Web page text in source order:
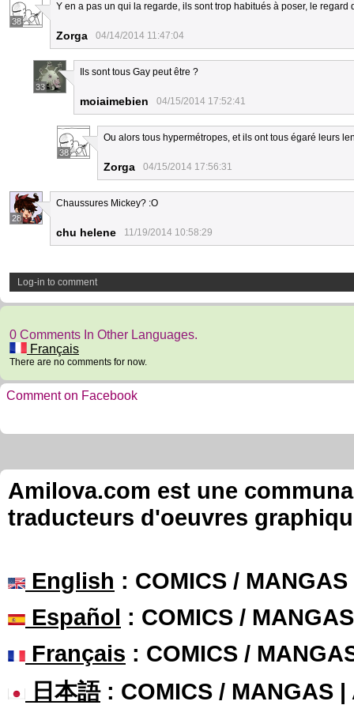
38
Y en a pas un qui la regarde, ils sont trop habitués à poser, le regard
Zorga 04/14/2014 11:47:04
33
Ils sont tous Gay peut être ?
moiaimebien 04/15/2014 17:52:41
38
Ou alors tous hypermétropes, et ils ont tous égaré leurs
Zorga 04/15/2014 17:56:31
28
Chaussures Mickey? :O
chu helene 11/19/2014 10:58:29
Log-in to comment
0 Comments In Other Languages.
Français
There are no comments for now.
Comment on Facebook
Amilova.com est une
traducteurs d'oeuvres
English : COMICS /
Español : COMICS /
Français : COMICS /
日本語: COMICS / MANGAS |